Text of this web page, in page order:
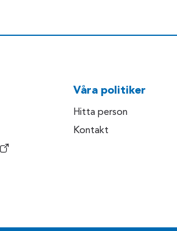
Våra politiker
Hitta person
Kontakt